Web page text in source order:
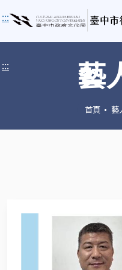
:::
::: 藝
首頁 藝